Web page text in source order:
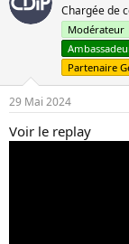
Chargée de
Modérateur
Partenaire
29 Mai 2024
Voir le replay